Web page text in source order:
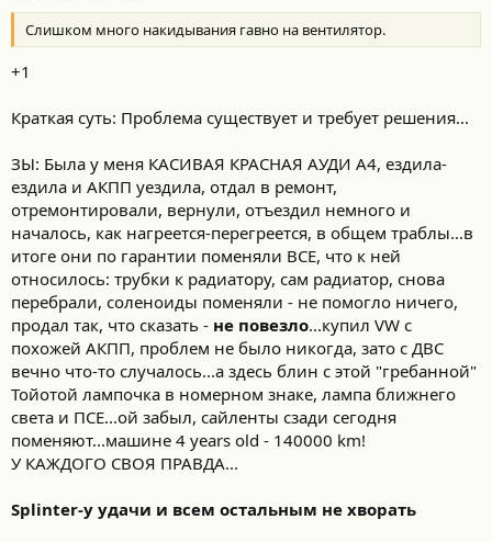
Слишком много накидывания гавно на вентилятор.
+1
Краткая суть: Проблема существует и требует решения...
ЗЫ: Была у меня КАСИВАЯ КРАСНАЯ АУДИ А4, ездила-
ездила и АКПП уездила, отдал в ремонт,
отремонтировали, вернули, отъездил немного и
началось, как нагреется-перегреется, в общем траблы...в
итоге они по гарантии поменяли ВСЕ, что к ней
относилось: трубки к радиатору, сам радиатор, снова
перебрали, соленоиды поменяли - не помогло ничего,
продал так, что сказать - не повезло...купил VW с
похожей АКПП, проблем не было никогда, зато с ДВС
вечно что-то случалось...а здесь блин с этой "гребанной"
Тойотой лампочка в номерном знаке, лампа ближнего
света и ПСЕ...ой забыл, сайленты сзади сегодня
поменяют...машине 4 years old - 140000 km!
У КАЖДОГО СВОЯ ПРАВДА...
Splinter-у удачи и всем остальным не хворать